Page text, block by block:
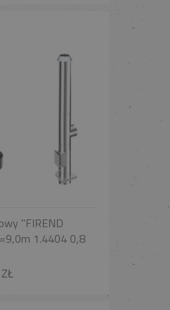
"FIREND
1.4404 0,8